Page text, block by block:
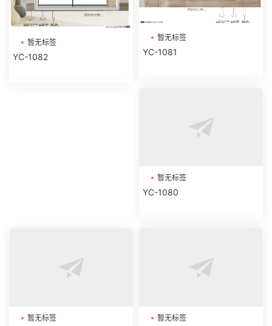
暂无标签
YC-1082
暂无标签
YC-1081
暂无标签
YC-1080
暂无标签 暂无标签